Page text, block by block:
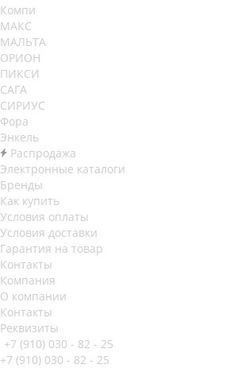
Компи
МАКС
МАЛЬТА
ОРИОН
ПИКСИ
САГА
СИРИУС
Фора
Энкель
Распродажа
Электронные каталоги
Бренды
Как купить
Условия оплаты
Условия доставки
Гарантия на товар
Контакты
Компания
О компании
Контакты
Реквизиты
+7 (910) 030 - 82 - 25
+7 (910) 030 - 82 - 25